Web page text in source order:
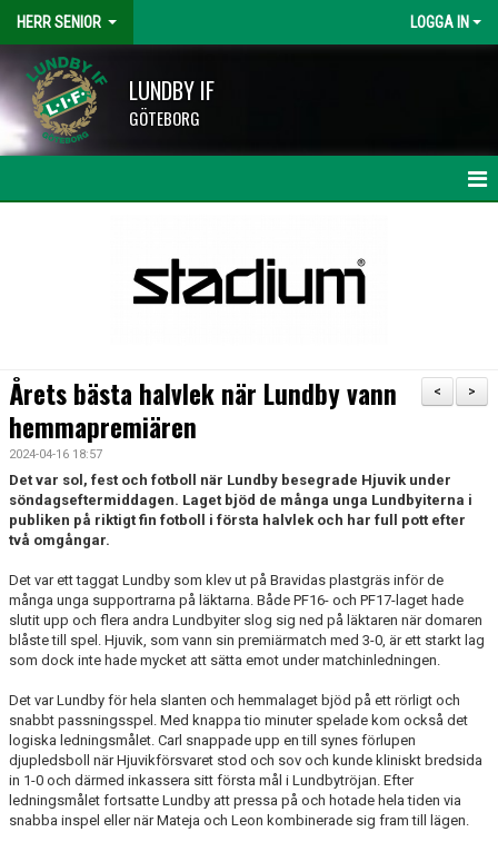
HERR SENIOR LOGGA IN
LUNDBY IF
GÖTEBORG
TRUPPEN
BILDGALLERI
DOKUMENT
>
<
Årets bästa halvlek när Lundby vann
hemmapremiären
2024-04-16 18:57
Det var sol, fest och fotboll när Lundby besegrade Hjuvik under
söndagseftermiddagen. Laget bjöd de många unga Lundbyiterna i
publiken på riktigt fin fotboll i första halvlek och har full pott efter
två omgångar.
Det var ett taggat Lundby som klev ut på Bravidas plastgräs inför de
många unga supportrarna på läktarna. Både PF16- och PF17-laget hade
slutit upp och flera andra Lundbyiter slog sig ned på läktaren när domaren
blåste till spel. Hjuvik, som vann sin premiärmatch med 3-0, är ett starkt lag
som dock inte hade mycket att sätta emot under matchinledningen.
Det var Lundby för hela slanten och hemmalaget bjöd på ett rörligt och
snabbt passningsspel. Med knappa tio minuter spelade kom också det
logiska ledningsmålet. Carl snappade upp en till synes förlupen
djupledsboll när Hjuvikförsvaret stod och sov och kunde kliniskt bredsida
in 1-0 och därmed inkassera sitt första mål i Lundbytröjan. Efter
ledningsmålet fortsatte Lundby att pressa på och hotade hela tiden via
snabba inspel eller när Mateja och Leon kombinerade sig fram till lägen.